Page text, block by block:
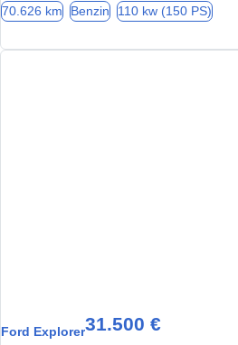
70.626 km Benzin 110 kw (150 PS)
Ford Explorer31.500 €